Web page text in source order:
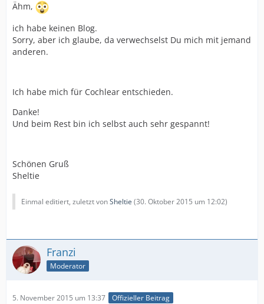
Ähm,
ich habe keinen Blog.
Sorry, aber ich glaube, da verwechselst Du mich mit jemand
anderen.
Ich habe mich für Cochlear entschieden.
Danke!
Und beim Rest bin ich selbst auch sehr gespannt!
Schönen Gruß
Sheltie
Einmal editiert, zuletzt vonSheltie (30. Oktober 2015 um 12:02)
Franzi
Moderator
5. November 2015 um 13:37 Offizieller Beitrag